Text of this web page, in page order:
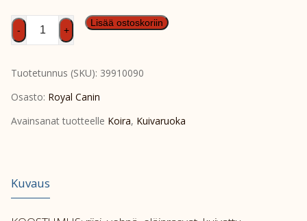
French
Bulldog
9kg
määrä
- +
Lisää ostoskoriin
Tuotetunnus (SKU): 39910090
Osasto: Royal Canin
Avainsanat tuotteelle Koira, Kuivaruoka
Kuvaus